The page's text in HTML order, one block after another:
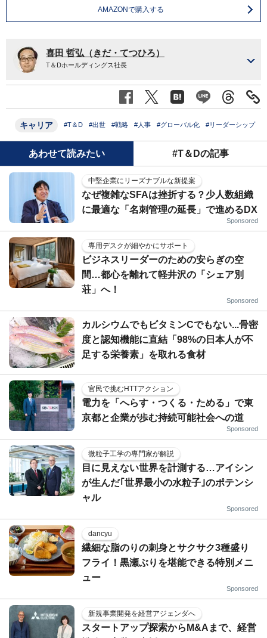
AMAZONで購入する
喜田 哲弘（きだ・てつひろ）
T＆Dホールディングス社長
キャリア #T＆D #出世 #戦略 #人事 #グローバル化 #リーダーシップ
あわせて読みたい #T＆Dの記事
中堅企業にリーズナブルな新提案
なぜ複雑なSFAは挫折する？少人数組織
に最適な「名刺管理の延長」で進めるDX
Sponsored
専用デスクが細やかにサポート
ビジネスリーダーのための安らぎの空
間…都心を離れて軽井沢の「シェア別
荘」へ！
Sponsored
カルシウムでもビタミンCでもない...骨密
度と認知機能に直結「98%の日本人が不
足する栄養素」を取れる食材
官民で挑むHTTアクション
電力を「へらす・つくる・ためる」で東
京都と企業が歩む持続可能社会への道
Sponsored
微粒子工学の専門家が解説
目に見えない世界を計測する…アイシン
が生んだ｢世界最小の水粒子｣のポテンシ
ャル
Sponsored
dancyu
繊細な脂のりの刺身とサクサク3種盛り
フライ！黒瀬ぶりを堪能できる特別メニ
ュー
Sponsored
新規事業開発を経営アジェンダへ
スタートアップ探索からM&Aまで、経営